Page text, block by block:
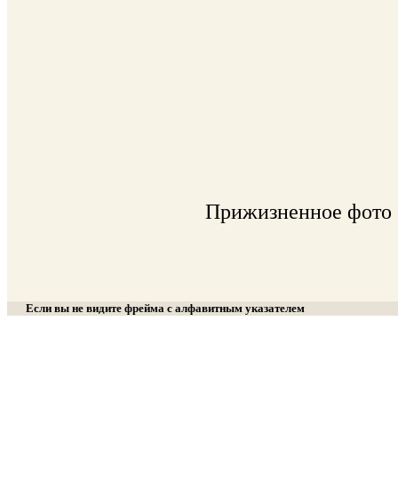
Прижизненное фото
Если вы не видите фрейма с алфавитным указателем